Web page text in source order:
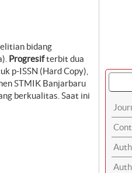
bidang
Progresifterbit dua
p-ISSN (Hard Copy),
STMIK Banjarbaru
berkualitas. Saat ini